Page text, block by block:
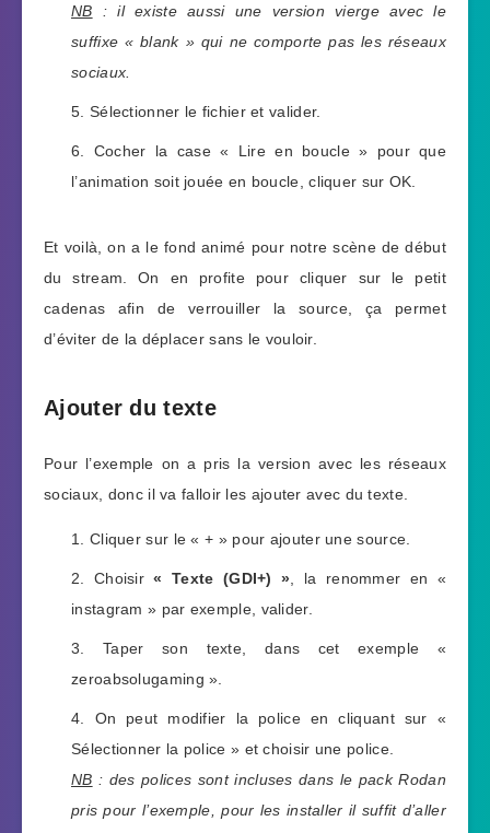
NB : il existe aussi une version vierge avec le
suffixe « blank » qui ne comporte pas les réseaux
sociaux.
Sélectionner le fichier et valider.
Cocher la case « Lire en boucle » pour que
l’animation soit jouée en boucle, cliquer sur OK.
Et voilà, on a le fond animé pour notre scène de début
du stream. On en profite pour cliquer sur le petit
cadenas afin de verrouiller la source, ça permet
d’éviter de la déplacer sans le vouloir.
Ajouter du texte
Pour l’exemple on a pris la version avec les réseaux
sociaux, donc il va falloir les ajouter avec du texte.
Cliquer sur le « + » pour ajouter une source.
Choisir« Texte (GDI+) » , la renommer en «
instagram » par exemple, valider.
Taper son texte, dans cet exemple «
zeroabsolugaming ».
On peut modifier la police en cliquant sur «
Sélectionner la police » et choisir une police.
NB : des polices sont incluses dans le pack Rodan
pris pour l’exemple, pour les installer il suffit d’aller